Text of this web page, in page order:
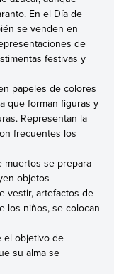
En el Día de
se venden en
de
festivas y
papeles de colores
que forman figuras y
Representan la
frecuentes los
muertos se prepara
objetos
vestir, artefactos de
los niños, se colocan
el objetivo de
su alma se